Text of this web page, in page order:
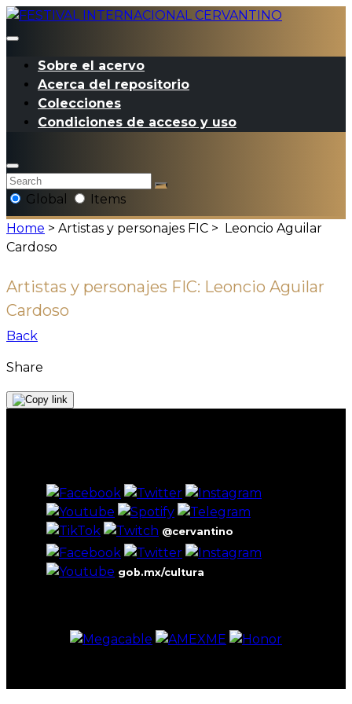
Sobre el acervo
Acerca del repositorio
Colecciones
Condiciones de acceso y uso
Global
Items
Home > Artistas y personajes FIC >
Leoncio Aguilar
Cardoso
Artistas y personajes FIC: Leoncio Aguilar
Cardoso
Back
Share
@cervantino
gob.mx/cultura